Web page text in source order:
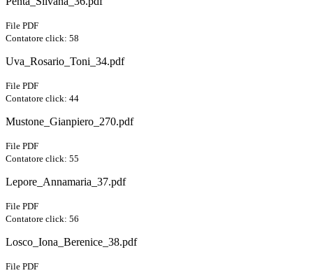
File PDF
Contatore click: 58
Uva_Rosario_Toni_34.pdf
File PDF
Contatore click: 44
Mustone_Gianpiero_270.pdf
File PDF
Contatore click: 55
Lepore_Annamaria_37.pdf
File PDF
Contatore click: 56
Losco_Iona_Berenice_38.pdf
File PDF